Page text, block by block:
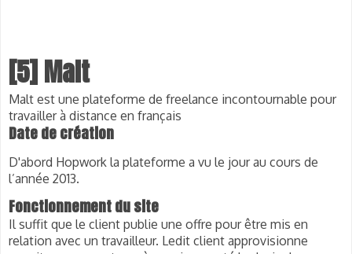
[5] Malt
Malt est une plateforme de freelance incontournable pour
travailler à distance en français
Date de création
D'abord Hopwork la plateforme a vu le jour au cours de
l’année 2013.
Fonctionnement du site
Il suffit que le client publie une offre pour être mis en
relation avec un travailleur. Ledit client approvisionne